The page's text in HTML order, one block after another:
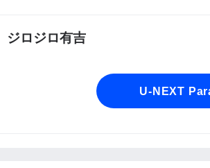
ジロジロ有吉
U-NEXT